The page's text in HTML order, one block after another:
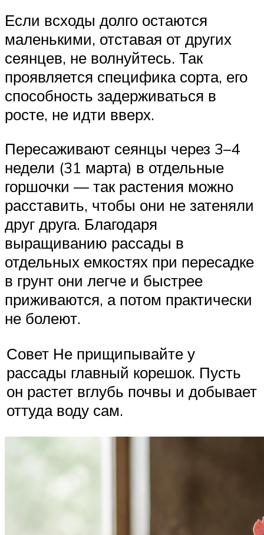
Если всходы долго остаются
маленькими, отставая от других
сеянцев, не волнуйтесь. Так
проявляется специфика сорта, его
способность задерживаться в
росте, не идти вверх.
Пересаживают сеянцы через 3–4
недели (31 марта) в отдельные
горшочки — так растения можно
расставить, чтобы они не затеняли
друг друга. Благодаря
выращиванию рассады в
отдельных емкостях при пересадке
в грунт они легче и быстрее
приживаются, а потом практически
не болеют.
Совет Не прищипывайте у
рассады главный корешок. Пусть
он растет вглубь почвы и добывает
оттуда воду сам.